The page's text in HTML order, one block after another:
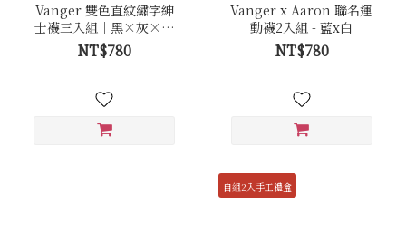
Vanger 雙色直紋繡字紳
士襪三入組｜黑×灰×丈
青
NT$780
Vanger x Aaron 聯名運
動襪2入組 - 藍x白
NT$780
自組2入手工禮盒